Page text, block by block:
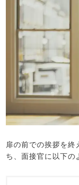
扉の前での挨拶を終
ち、面接官に以下の